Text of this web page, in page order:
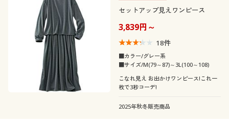
セットアップ見えワンピース
3,839円～
18件
■カラー/グレー系
■サイズ/M(79～87)～3L(100～108)
こなれ見え お出かけワンピース!これ一
枚で3秒コーデ!
2025年秋冬販売商品